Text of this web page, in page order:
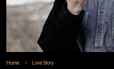
Home Love Story